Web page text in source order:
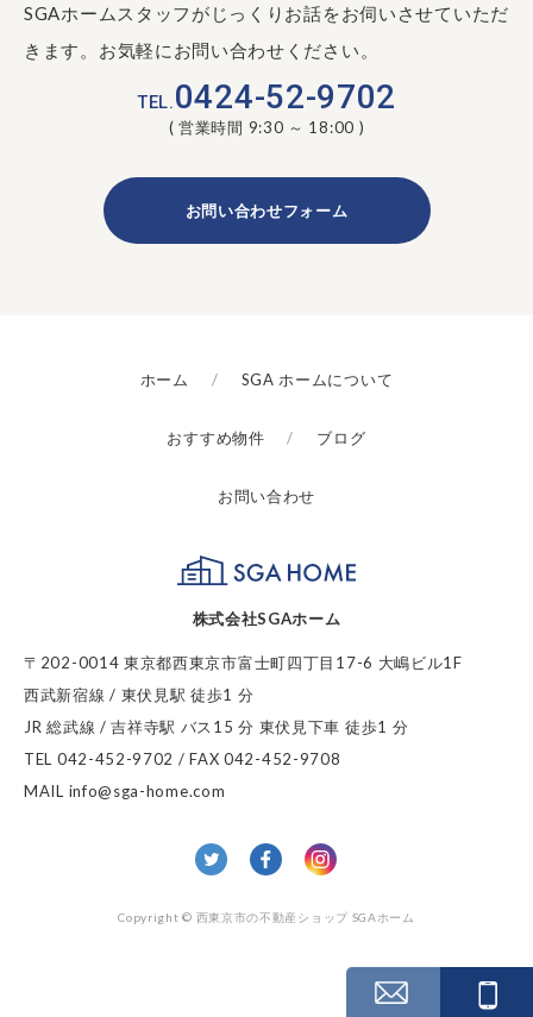
SGAホームスタッフがじっくりお話をお伺いさせていただ
きます。お気軽にお問い合わせください。
TEL.0424-52-9702
( 営業時間 9:30 ～ 18:00 )
お問い合わせフォーム
ホーム SGA ホームについて
おすすめ物件 ブログ
お問い合わせ
株式会社SGAホーム
〒202-0014 東京都西東京市富士町四丁目17-6 大嶋ビル1F
西武新宿線 / 東伏見駅 徒歩1 分
JR 総武線 / 吉祥寺駅 バス15 分 東伏見下車 徒歩1 分
TEL 042-452-9702 / FAX 042-452-9708
MAIL info@sga-home.com
Copyright © 西東京市の不動産ショップ SGAホーム